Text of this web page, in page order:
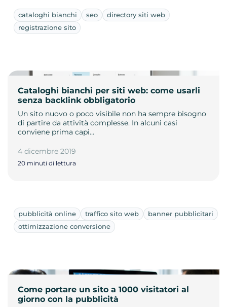
cataloghi bianchi seo
directory siti web
registrazione sito
Cataloghi bianchi per siti web: come usarli
senza backlink obbligatorio
Un sito nuovo o poco visibile non ha sempre bisogno
di partire da attività complesse. In alcuni casi
conviene prima capi…
4 dicembre 2019
20 minuti di lettura
pubblicità online traffico sito web
banner pubblicitari
ottimizzazione conversione
Come portare un sito a 1000 visitatori al
giorno con la pubblicità